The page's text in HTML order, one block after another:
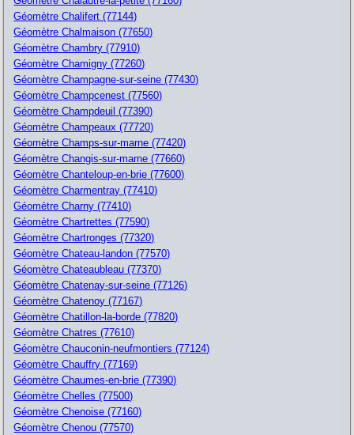
Géomètre Chalifert (77144)
Géomètre Chalmaison (77650)
Géomètre Chambry (77910)
Géomètre Chamigny (77260)
Géomètre Champagne-sur-seine (77430)
Géomètre Champcenest (77560)
Géomètre Champdeuil (77390)
Géomètre Champeaux (77720)
Géomètre Champs-sur-marne (77420)
Géomètre Changis-sur-marne (77660)
Géomètre Chanteloup-en-brie (77600)
Géomètre Charmentray (77410)
Géomètre Charny (77410)
Géomètre Chartrettes (77590)
Géomètre Chartronges (77320)
Géomètre Chateau-landon (77570)
Géomètre Chateaubleau (77370)
Géomètre Chatenay-sur-seine (77126)
Géomètre Chatenoy (77167)
Géomètre Chatillon-la-borde (77820)
Géomètre Chatres (77610)
Géomètre Chauconin-neufmontiers (77124)
Géomètre Chauffry (77169)
Géomètre Chaumes-en-brie (77390)
Géomètre Chelles (77500)
Géomètre Chenoise (77160)
Géomètre Chenou (77570)